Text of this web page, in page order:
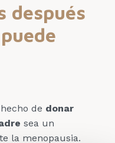
después
de donar
sea un
la menopausia.